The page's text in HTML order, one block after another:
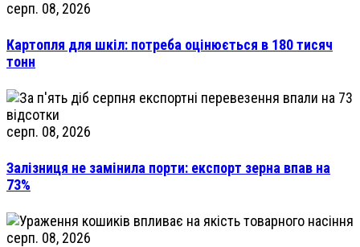
серп. 08, 2026
Картопля для шкіл: потреба оцінюється в 180 тисяч
тонн
серп. 08, 2026
Залізниця не замінила порти: експорт зерна впав на
73%
серп. 08, 2026